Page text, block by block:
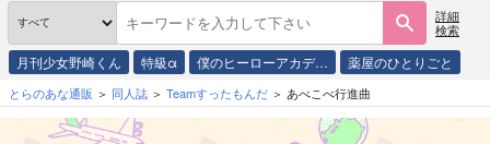
詳細
検索
月刊少女野崎くん 特級α 僕のヒーローアカデ… 薬屋のひとりごと
とらのあな通販 同人誌 Teamすったもんだ あべこべ行進曲